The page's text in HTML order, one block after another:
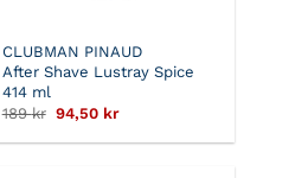
CLUBMAN PINAUD
After Shave Lustray Spice
414 ml
189kr Det
priset
94,50 krDet
priset